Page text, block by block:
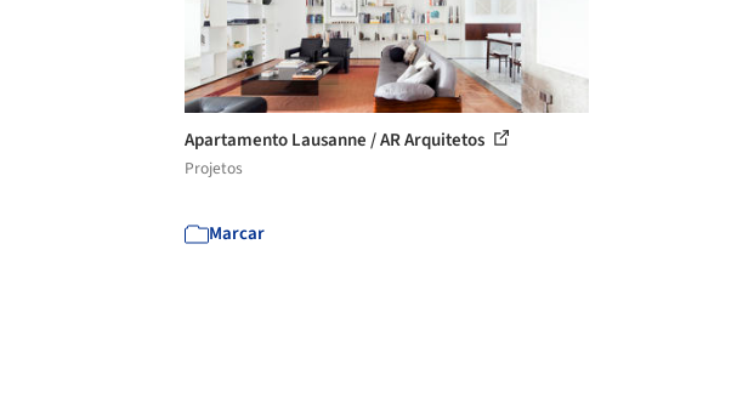
Apartamento Lausanne / AR Arquitetos
Projetos
Marcar